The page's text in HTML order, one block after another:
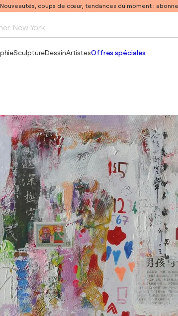
Nouveautés, coups de cœur, tendances du moment :
New York
SculptureDessinArtistesOffres spéciales